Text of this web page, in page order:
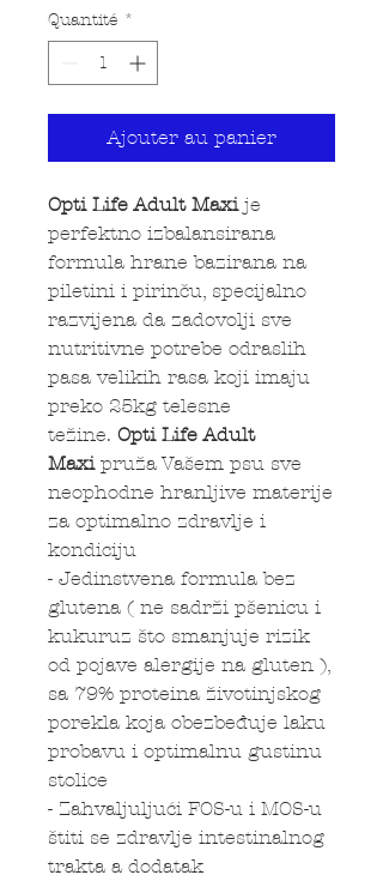
Quantité *
Ajouter au panier
Opti Life Adult Maxi je
perfektno izbalansirana
formula hrane bazirana na
piletini i pirinču, specijalno
razvijena da zadovolji sve
nutritivne potrebe odraslih
pasa velikih rasa koji imaju
preko 25kg telesne
težine. Opti Life Adult
Maxi pruža Vašem psu sve
neophodne hranljive materije
za optimalno zdravlje i
kondiciju
- Jedinstvena formula bez
glutena ( ne sadrži pšenicu i
kukuruz što smanjuje rizik
od pojave alergije na gluten ),
sa 79% proteina životinjskog
porekla koja obezbeđuje laku
probavu i optimalnu gustinu
stolice
- Zahvaljuljući FOS-u i MOS-u
štiti se zdravlje intestinalnog
trakta a dodatak